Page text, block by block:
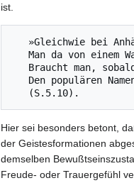
ist.
Hier sei besonders betont,
der Geistesformationen
demselben
Freude- oder Trauergefühl